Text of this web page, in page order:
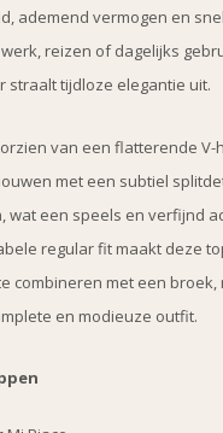
ademend vermogen en
reizen of dagelijks
straalt tijdloze elegantie uit.
van een flatterende V-
met een subtiel
wat een speels en verfijnd
regular fit maakt deze
combineren met een
en modieuze outfit.
ACCESS